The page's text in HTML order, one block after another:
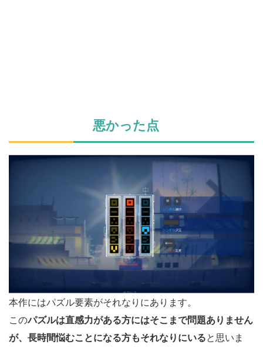
悪かった点
本作にはパズル要素がそれなりにあります。
このパズルは直感力がある方にはそこまで問題ありません
が、長時間悩むことになる方もそれなりにいると思いま